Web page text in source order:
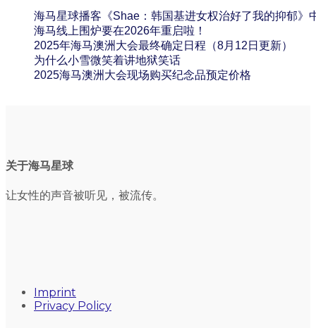
海马星球播客《Shae：韩国基进女权治好了我的抑郁》
海马线上围炉要在2026年重启啦！
2025年海马澳洲大会最终确定日程（8月12日更新）
为什么小雪微笑着讲地狱笑话
2025海马澳洲大会现场购买纪念品预定价格
关于海马星球
让女性的声音被听见，被流传。
Imprint
Privacy Policy